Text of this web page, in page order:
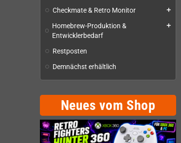
Checkmate & Retro Monitor add
Homebrew-Produktion &
Entwicklerbedarf
add
Restposten
Demnächst erhältlich
Neues vom Shop